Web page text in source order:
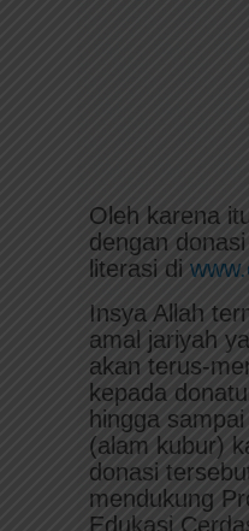
Oleh karena
dengan
literasi di
Insya Allah
amal jariyah
akan terus-
kepada
hingga
(alam kubur)
donasi
mendukung
Edukasi